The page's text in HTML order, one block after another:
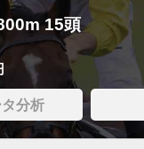
15頭
分析